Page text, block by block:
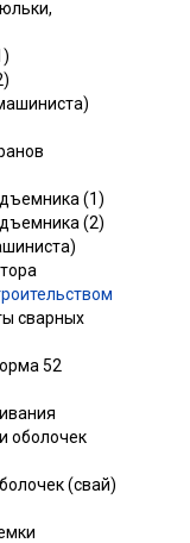
(1)
(2)
сварных
52
оболочек
(свай)